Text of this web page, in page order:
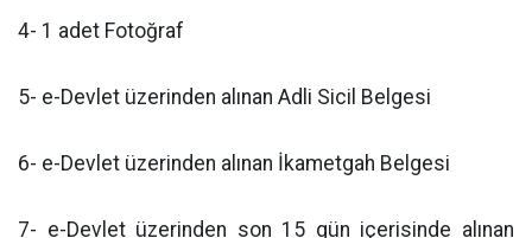
4- 1 adet Fotoğraf
5- e-Devlet üzerinden alınan Adli Sicil Belgesi
6- e-Devlet üzerinden alınan İkametgah Belgesi
7- e-Devlet üzerinden son 15 gün içerisinde alınan